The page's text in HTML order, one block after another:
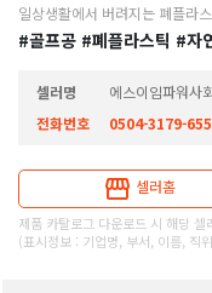
일상생활에서 버려지는 폐플라
#골프공 #폐플라스틱 #자
셀러명
에스이임파워사
전화번호
0504-3179-
셀러홈
제품 카탈로그 다운로드 시 해당 셀
(표시정보 : 기업명, 부서, 이름, 직